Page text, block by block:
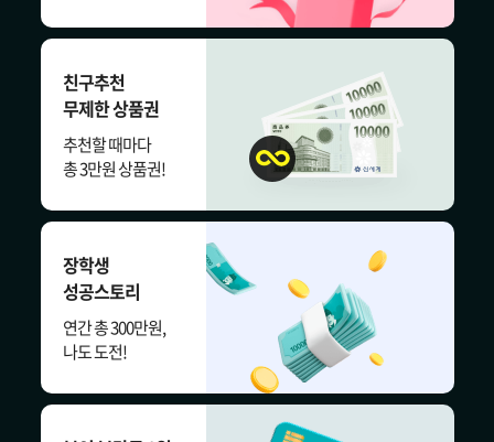
친구추천
무제한 상품권
추천할 때마다
총 3만원 상품권!
장학생
성공스토리
연간 총 300만원,
나도 도전!